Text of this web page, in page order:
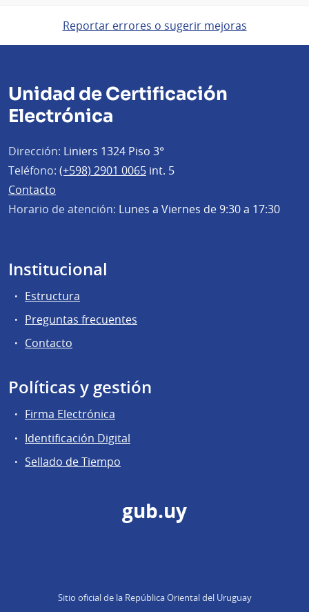
Reportar errores o sugerir mejoras
Unidad de Certificación
Electrónica
Dirección: Liniers 1324 Piso 3°
Teléfono: (+598) 2901 0065 int. 5
Contacto
Horario de atención: Lunes a Viernes de 9:30 a 17:30
Institucional
Estructura
Preguntas frecuentes
Contacto
Políticas y gestión
Firma Electrónica
Identificación Digital
Sellado de Tiempo
gub.uy
Sitio oficial de la República Oriental del Uruguay